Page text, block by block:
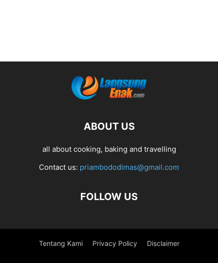
ABOUT US
all about cooking, baking and travelling
Contact us: priambododimas@gmail.com
FOLLOW US
Tentang Kami Privacy Policy Disclaimer